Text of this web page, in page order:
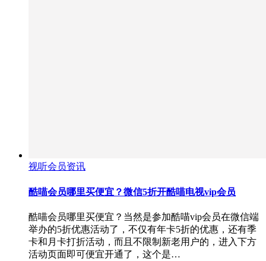
视听会员资讯
酷喵会员哪里买便宜？微信5折开酷喵电视vip会员
酷喵会员哪里买便宜？当然是参加酷喵vip会员在微信端
举办的5折优惠活动了，不仅有年卡5折的优惠，还有季
卡和月卡打折活动，而且不限制新老用户的，进入下方
活动页面即可便宜开通了，这个是…